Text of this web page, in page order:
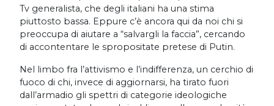
Tv generalista, che degli italiani ha una stima
piuttosto bassa. Eppure c’è ancora qui da noi chi si
preoccupa di aiutare a “salvargli la faccia”, cercando
di accontentare le spropositate pretese di Putin.
Nel limbo fra l’attivismo e l’indifferenza, un cerchio di
fuoco di chi, invece di aggiornarsi, ha tirato fuori
dall’armadio gli spettri di categorie ideologiche